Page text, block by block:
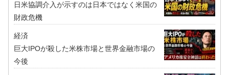
日米協調介入が示すのは日本ではなく米国の
財政危機
経済
巨大IPOが殺した米株市場と世界金融市場の
今後